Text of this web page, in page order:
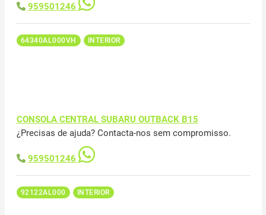
959501246
64340AL000VH INTERIOR
CONSOLA CENTRAL SUBARU OUTBACK B15
¿Precisas de ajuda? Contacta-nos sem compromisso.
959501246
92122AL000 INTERIOR